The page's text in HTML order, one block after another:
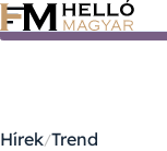
Ugrás a tartalomra
Hírek Trend